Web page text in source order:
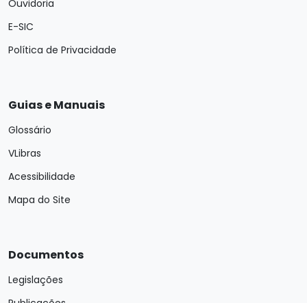
Ouvidoria
E-SIC
Política de Privacidade
Guias e Manuais
Glossário
VLibras
Acessibilidade
Mapa do Site
Documentos
Legislações